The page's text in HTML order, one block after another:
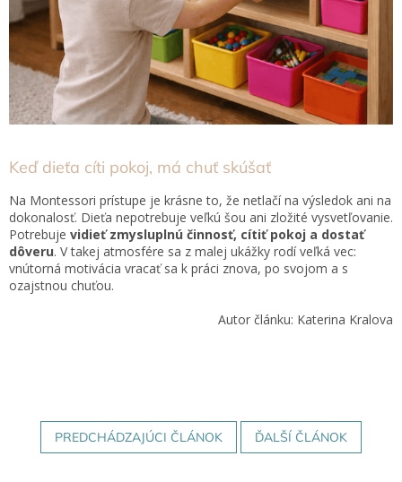
Keď dieťa cíti pokoj, má chuť skúšať
Na Montessori prístupe je krásne to, že netlačí na výsledok ani na
dokonalosť. Dieťa nepotrebuje veľkú šou ani zložité vysvetľovanie.
Potrebuje vidieť zmysluplnú činnosť, cítiť pokoj a dostať
dôveru. V takej atmosfére sa z malej ukážky rodí veľká vec:
vnútorná motivácia vracať sa k práci znova, po svojom a s
ozajstnou chuťou.
Autor článku: Katerina Kralova
PREDCHÁDZAJÚCI ČLÁNOK ĎALŠÍ ČLÁNOK